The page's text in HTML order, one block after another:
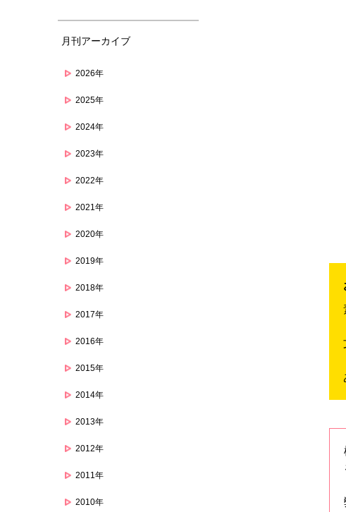
月刊アーカイブ
2026年
2025年
2024年
2023年
2022年
2021年
2020年
2019年
2018年
2017年
2016年
2015年
2014年
2013年
2012年
2011年
2010年